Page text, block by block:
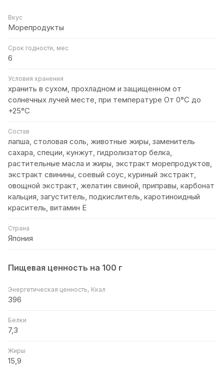
Вкус
Морепродукты
Срок годности, мес
6
Условия хранения
хранить в сухом, прохладном и защищенном от
солнечных лучей месте, при температуре От 0°C до
+25°C
Состав
лапша, столовая соль, животные жиры, заменитель
сахара, специи, кунжут, гидролизатор белка,
растительные масла и жиры, экстракт морепродуктов,
экстракт свинины, соевый соус, куриный экстракт,
овощной экстракт, желатин свиной, приправы, карбонат
кальция, загуститель, подкислитель, каротиноидный
краситель, витамин Е
Страна
Япония
Пищевая ценность на 100 г
Энергетическая ценность, Ккал
396
Белки
7,3
Жиры
15,9